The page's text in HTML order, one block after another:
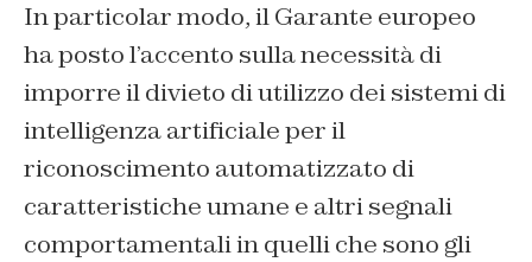
In particolar modo, il Garante europeo
ha posto l’accento sulla necessità di
imporre il divieto di utilizzo dei sistemi di
intelligenza artificiale per il
riconoscimento automatizzato di
caratteristiche umane e altri segnali
comportamentali in quelli che sono gli